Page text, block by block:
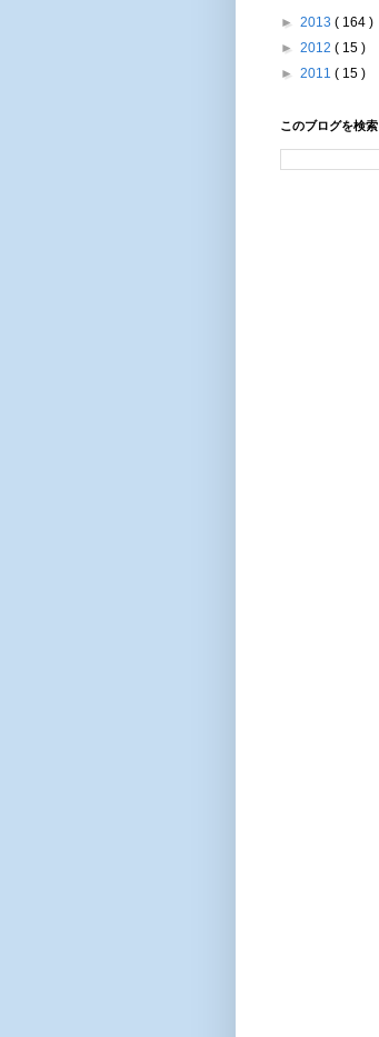
► 2013 ( 164 )
► 2012 ( 15 )
► 2011 ( 15 )
このブログを検索